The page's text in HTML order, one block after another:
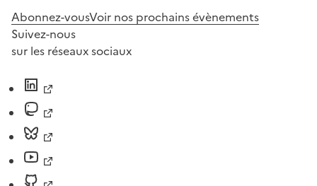
Abonnez-vousVoir nos prochains évènements
Suivez-nous
sur les réseaux sociaux